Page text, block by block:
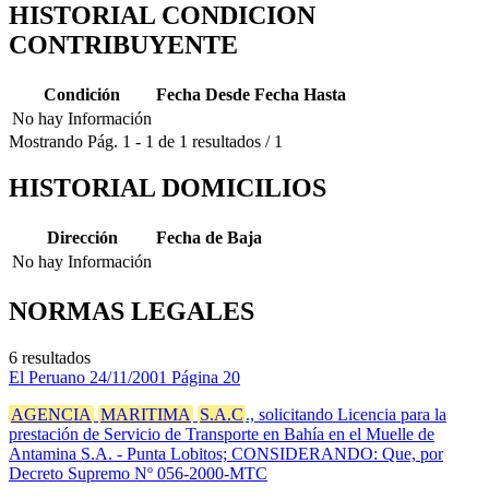
HISTORIAL CONDICION
CONTRIBUYENTE
Condición Fecha Desde Fecha Hasta
No hay Información
Mostrando Pág. 1 - 1 de 1 resultados / 1
HISTORIAL DOMICILIOS
Dirección
Fecha de Baja
No hay Información
NORMAS LEGALES
6 resultados
El Peruano 24/11/2001 Página 20
AGENCIA MARITIMA S.A.C ., solicitando Licencia para la
prestación de Servicio de Transporte en Bahía en el Muelle de
Antamina S.A. - Punta Lobitos; CONSIDERANDO: Que, por
Decreto Supremo Nº 056-2000-MTC